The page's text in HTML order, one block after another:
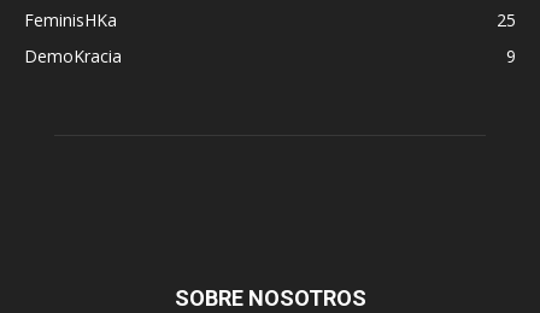
FeminisHKa
25
DemoKracia
9
SOBRE NOSOTROS